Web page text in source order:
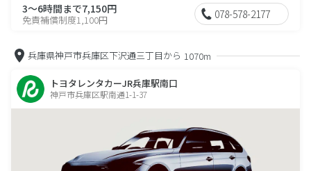
3～6時間まで7,150円
免責補償制度1,100円 078-578-2177
兵庫県神戸市兵庫区下沢通三丁目から 1070m
トヨタレンタカーJR兵庫駅南口
神戸市兵庫区駅南通1-1-37